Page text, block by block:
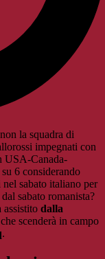
la squadra di
impegnati con
USA-Canada-
su 6 considerando
sabato italiano per
sabato romanista?
assistito dalla
scenderà in campo
.